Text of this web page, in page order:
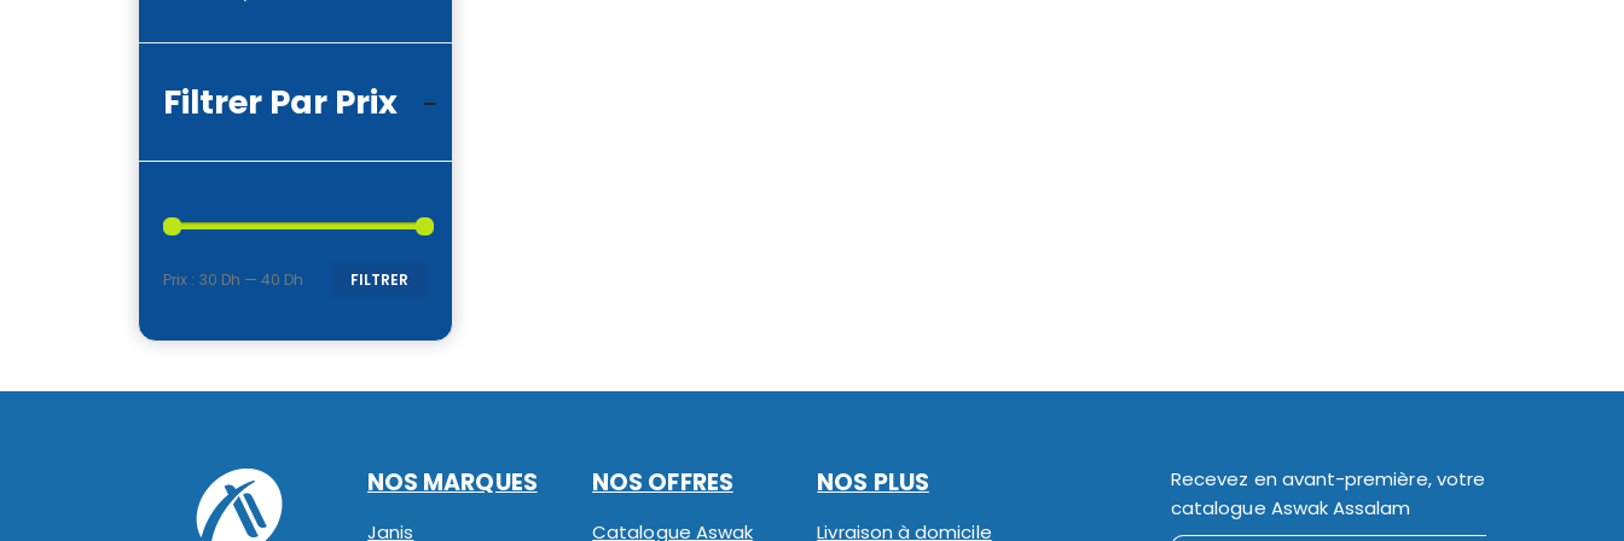
Filtrer Par Prix
FILTRER
Prix : 30 Dh — 40 Dh
NOS MARQUES
Janis
NOS OFFRES
Catalogue Aswak
NOS PLUS
Livraison à domicile
Recevez en avant-première, votre
catalogue Aswak Assalam